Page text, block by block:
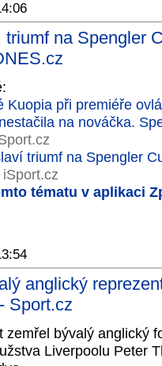
triumf na Spengler
Kuopia při premiéře
na nováčka.
triumf na Spengler
iSport.cz
tématu v aplikaci
anglický
Sport.cz
zemřel bývalý anglický
Liverpoolu Peter